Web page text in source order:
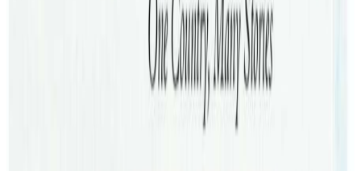
जनाउनुभएको छ । कार्यालय उद्घाटनकै क्रममा आगामी महिना
अष्ट्रेलियाका आदिवासीहरुलाई थप अधिकार दिने उद्देश्य सहित हुन
लागेको जनमत संग्रहको महत्व वारेमा जानकारि गराउनुभएको थियो ।
ब्रिजवेन नेपालीहरुको तेस्रो ठुलो जनसंख्या भएको राज्य भएका कारण
र ओलम्पिकले घर जग्गाको व्यवसायमा उल्लेखनीय बृद्धि हुने अपेक्षा